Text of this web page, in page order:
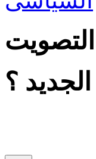
التصويت
؟